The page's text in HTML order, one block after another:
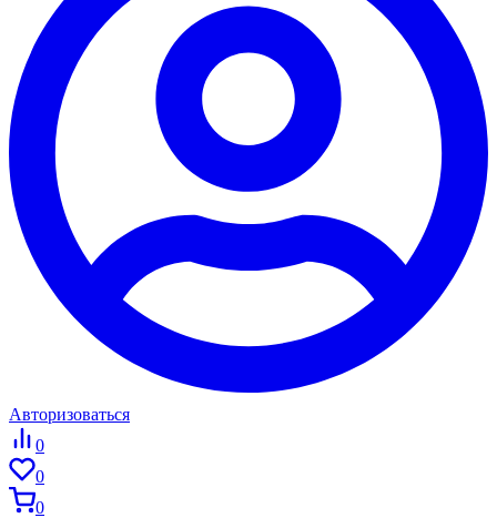
Авторизоваться
0
0
0